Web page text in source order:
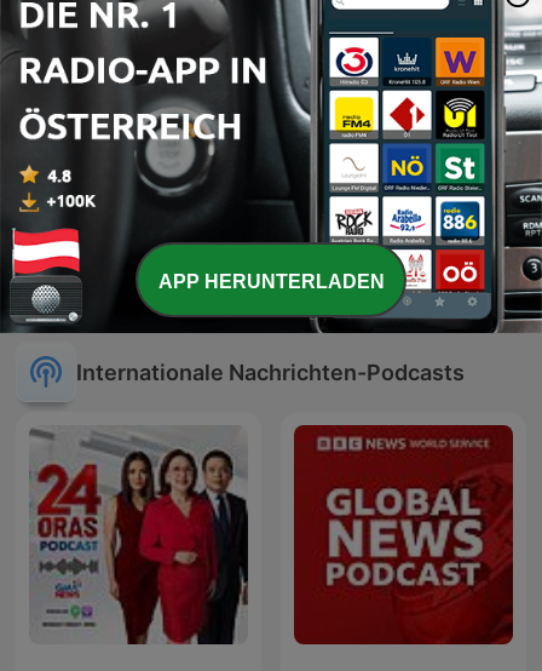
Deutschlandfunk aktuell C dans l'air
Internationale Nachrichten-Podcasts
APP HERUNTERLADEN